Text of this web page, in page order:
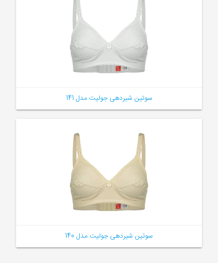
سوتین شیردهی جولیت مدل 141
سوتین شیردهی جولیت مدل 140